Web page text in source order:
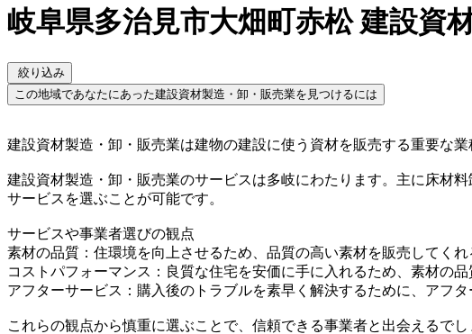
岐阜県多治見市大畑町赤松 建設資
絞り込み
この地域であなたにあった建設資材製造・卸・販売業を見つけるには
建設資材製造・卸・販売業は建物の建設に使う資材を販売する重要な
建設資材製造・卸・販売業のサービスは多岐にわたります。主に床材
サービスを選ぶことが可能です。
サービスや事業者選びの観点
素材の品質：住環境を向上させるため、品質の高い素材を販売してくれ
コストパフォーマンス：良質な住宅を安価に手に入れるため、素材の
アフターサービス：購入後のトラブルを素早く解決するために、アフ
これらの観点から慎重に選ぶことで、信頼できる事業者と出会えるでし